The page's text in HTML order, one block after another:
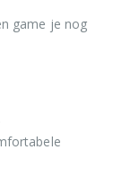
game je nog